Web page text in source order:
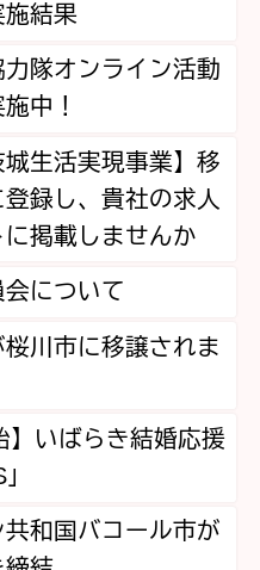
施結果
隊オンライン活動
中！
城生活実現事業】移
録し、貴社の求人
掲載しませんか
について
川市に移譲されま
】いばらき結婚応援
和国バコール市が